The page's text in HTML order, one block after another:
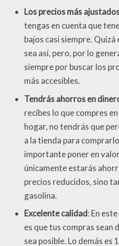
Los precios más
tengas en cuenta que
bajos casi siempre.
sea así, pero, por lo
siempre por buscar los
más accesibles.
Tendrás ahorros en
recibes lo que compres
hogar, no tendrás que
a la tienda para
importante poner en
únicamente estarás
precios reducidos, sino
gasolina.
Excelente calidad: En
es que tus compras sean
sea posible. Lo demás es